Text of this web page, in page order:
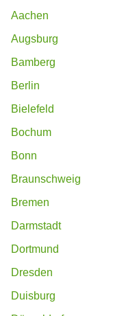
Aachen
Augsburg
Bamberg
Berlin
Bielefeld
Bochum
Bonn
Braunschweig
Bremen
Darmstadt
Dortmund
Dresden
Duisburg